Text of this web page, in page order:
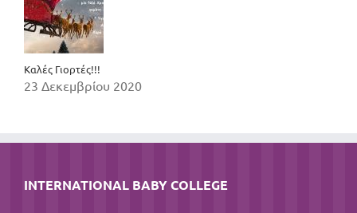
Καλές Γιορτές!!!
23 Δεκεμβρίου 2020
INTERNATIONAL BABY COLLEGE